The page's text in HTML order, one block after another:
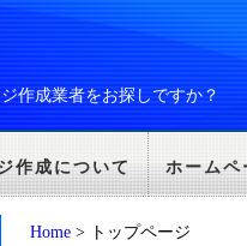
作成業者をお探しですか？
作成について ホームペ
Home > トップページ